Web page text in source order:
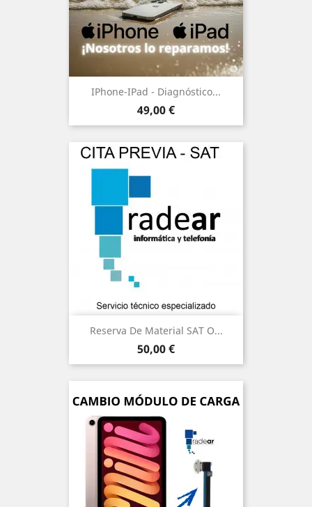
IPhone-IPad - Diagnóstico...
Precio
49,00 €
Reserva De Material SAT O...
Precio
50,00 €